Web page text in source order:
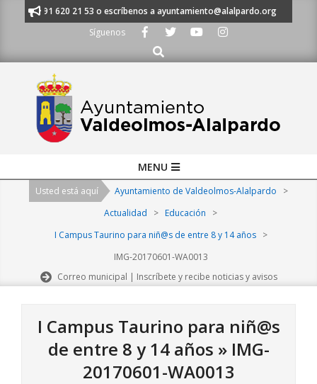
al 91 620 21 53 o escríbenos a ayuntamiento@alalpardo.org
Síguenos
Buscar
Navigation
MENU
Usted está aquí Ayuntamiento de Valdeolmos-Alalpardo
>
Actualidad
> Educación
>
I Campus Taurino para niñ@s de entre 8 y 14 años
>
IMG-20170601-WA0013
Correo municipal | Inscríbete y recibe noticias y avisos
I Campus Taurino para niñ@s
de entre 8 y 14 años » IMG-
20170601-WA0013